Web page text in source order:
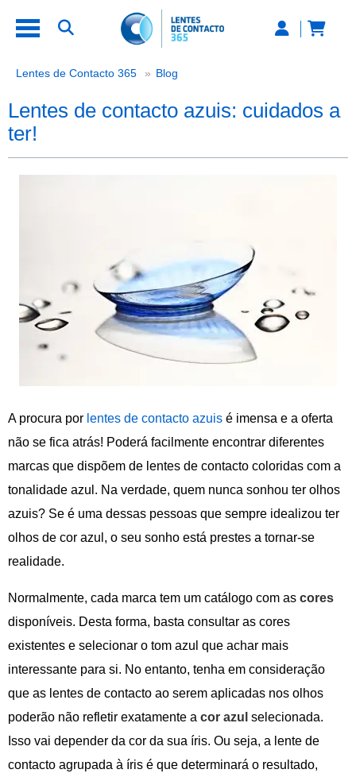
Lentes de Contacto 365 Blog
Lentes de contacto azuis: cuidados a
ter!
A procura por lentes de contacto azuis é imensa e a oferta
não se fica atrás! Poderá facilmente encontrar diferentes
marcas que dispõem de lentes de contacto coloridas com a
tonalidade azul. Na verdade, quem nunca sonhou ter olhos
azuis? Se é uma dessas pessoas que sempre idealizou ter
olhos de cor azul, o seu sonho está prestes a tornar-se
realidade.
Normalmente, cada marca tem um catálogo com as cores
disponíveis. Desta forma, basta consultar as cores
existentes e selecionar o tom azul que achar mais
interessante para si. No entanto, tenha em consideração
que as lentes de contacto ao serem aplicadas nos olhos
poderão não refletir exatamente a cor azul selecionada.
Isso vai depender da cor da sua íris. Ou seja, a lente de
contacto agrupada à íris é que determinará o resultado,